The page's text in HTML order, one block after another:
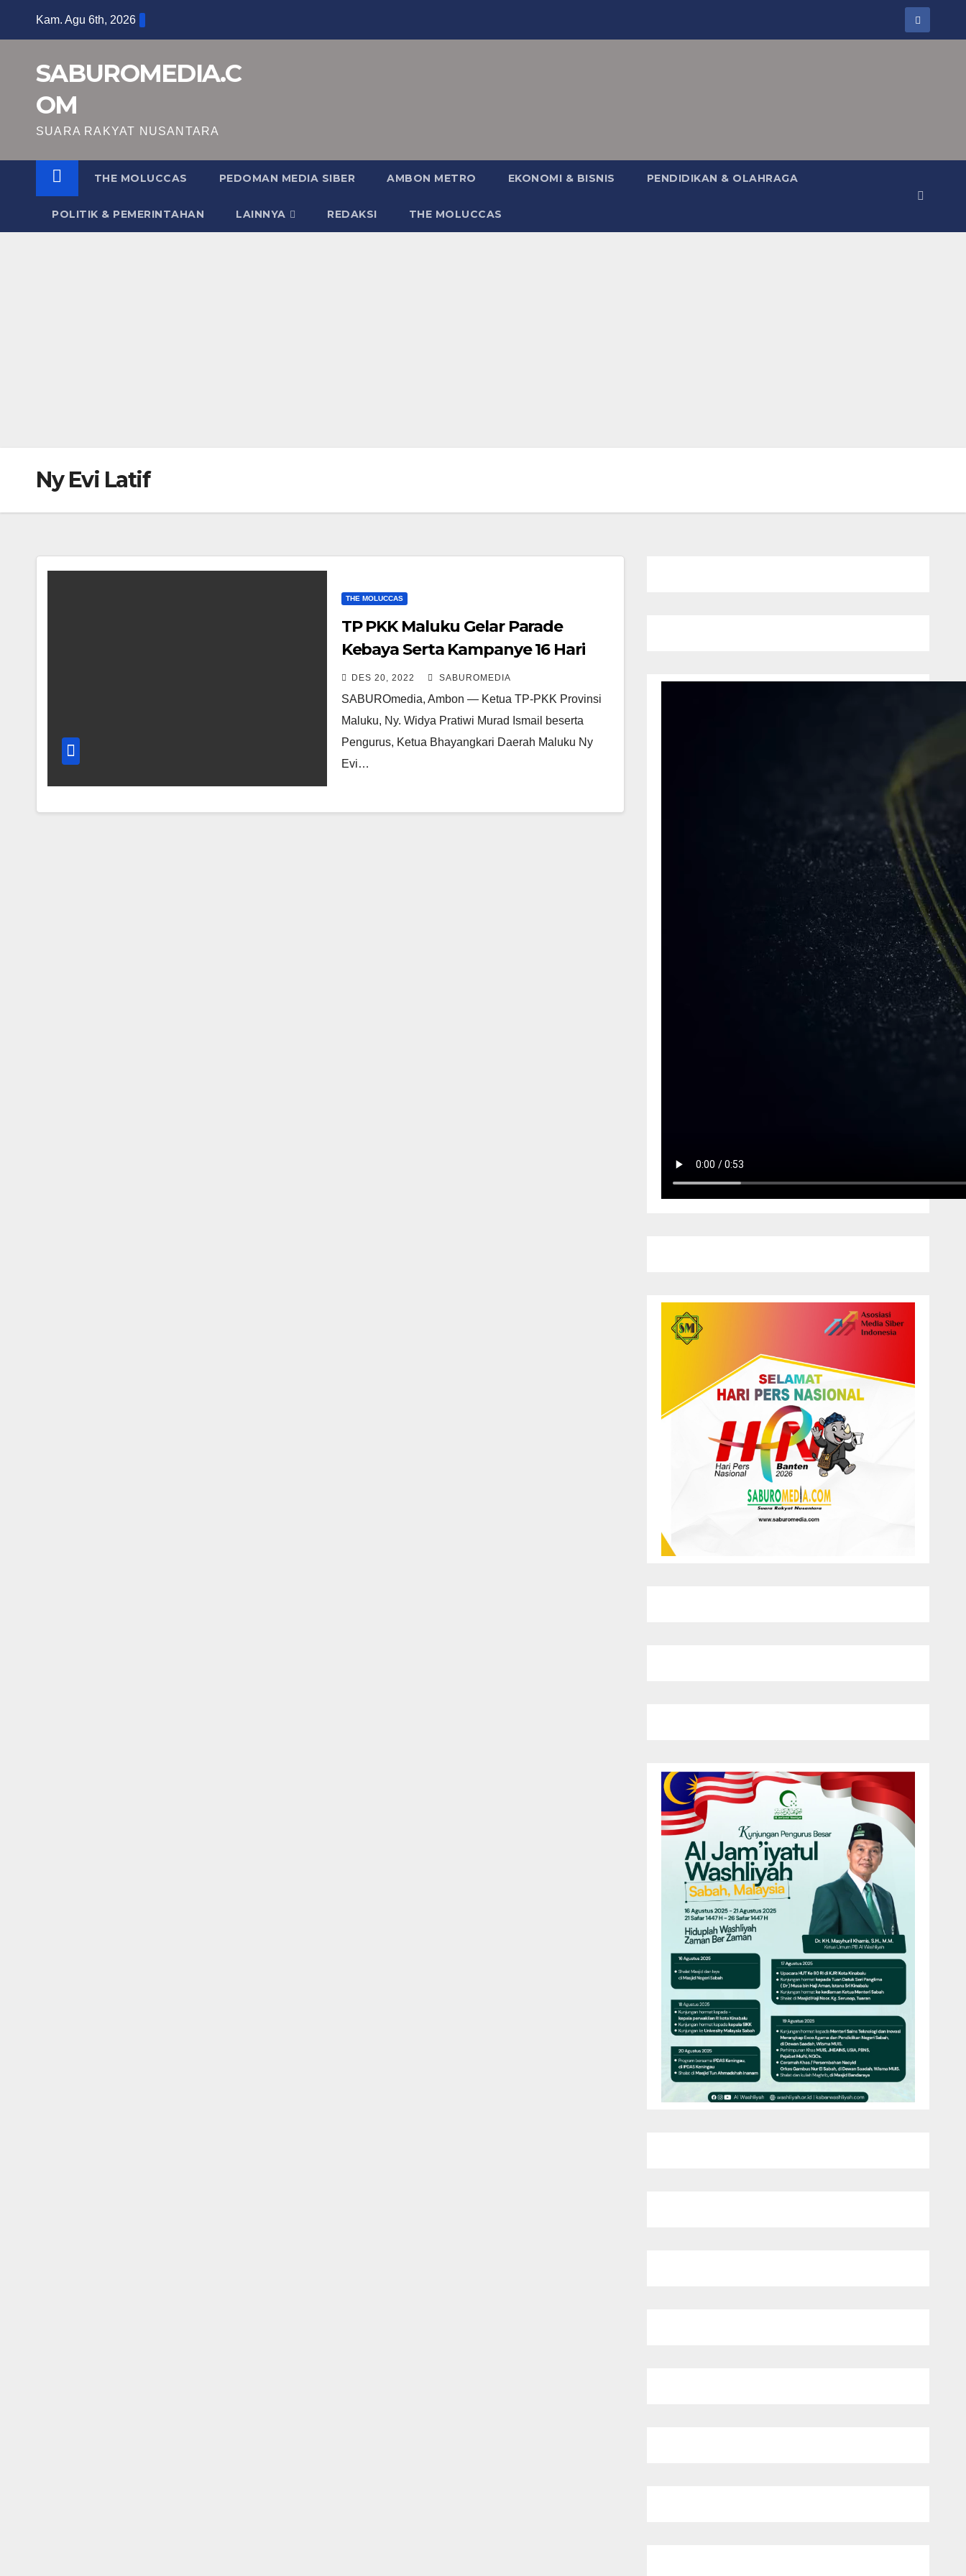
Kam. Agu 6th, 2026
SABUROMEDIA.C
OM
SUARA RAKYAT NUSANTARA
THE MOLUCCAS PEDOMAN MEDIA SIBER AMBON METRO EKONOMI & BISNIS PENDIDIKAN & OLAHRAGA
POLITIK & PEMERINTAHAN LAINNYA REDAKSI THE MOLUCCAS
Ny Evi Latif
THE MOLUCCAS
TP PKK Maluku Gelar Parade
Kebaya Serta Kampanye 16 Hari
Anti Kekerasan Perempuan dan
Anak
DES 20, 2022 SABUROMEDIA
SABUROmedia, Ambon — Ketua TP-PKK Provinsi
Maluku, Ny. Widya Pratiwi Murad Ismail beserta
Pengurus, Ketua Bhayangkari Daerah Maluku Ny
Evi…